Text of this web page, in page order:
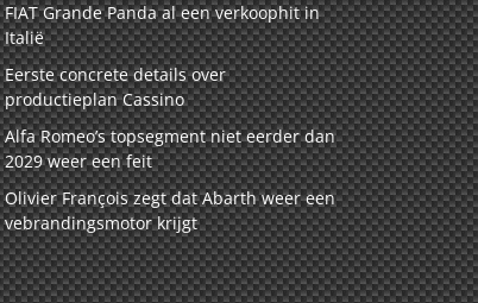
FIAT Grande Panda al een verkoophit in
Italië
Eerste concrete details over
productieplan Cassino
Alfa Romeo’s topsegment niet eerder dan
2029 weer een feit
Olivier François zegt dat Abarth weer een
vebrandingsmotor krijgt